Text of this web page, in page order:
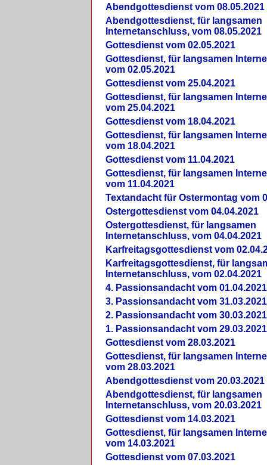
Abendgottesdienst vom 08.05.2021
Abendgottesdienst, für langsamen
Internetanschluss, vom 08.05.2021
Gottesdienst vom 02.05.2021
Gottesdienst, für langsamen
vom 02.05.2021
Gottesdienst vom 25.04.2021
Gottesdienst, für langsamen
vom 25.04.2021
Gottesdienst vom 18.04.2021
Gottesdienst, für langsamen
vom 18.04.2021
Gottesdienst vom 11.04.2021
Gottesdienst, für langsamen
vom 11.04.2021
Textandacht für Ostermontag vom
Ostergottesdienst vom 04.04.2021
Ostergottesdienst, für langsamen
Internetanschluss, vom 04.04.2021
Karfreitagsgottesdienst vom
Karfreitagsgottesdienst, für
Internetanschluss, vom 02.04.2021
4. Passionsandacht vom 01.04.2021
3. Passionsandacht vom 31.03.2021
2. Passionsandacht vom 30.03.2021
1. Passionsandacht vom 29.03.2021
Gottesdienst vom 28.03.2021
Gottesdienst, für langsamen
vom 28.03.2021
Abendgottesdienst vom 20.03.2021
Abendgottesdienst, für langsamen
Internetanschluss, vom 20.03.2021
Gottesdienst vom 14.03.2021
Gottesdienst, für langsamen
vom 14.03.2021
Gottesdienst vom 07.03.2021